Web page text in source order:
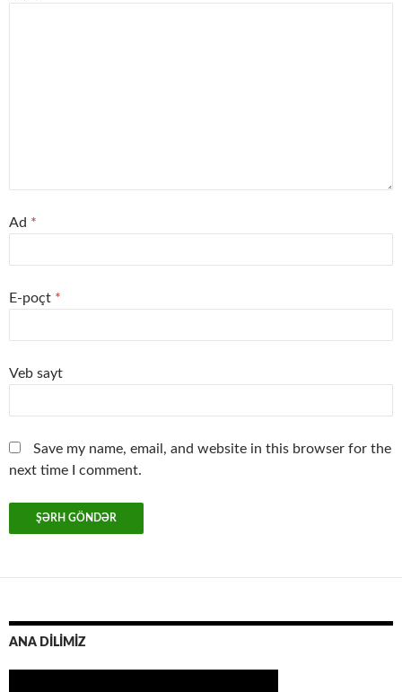
Ad *
E-poçt *
Veb sayt
Save my name, email, and website in this browser for the
next time I comment.
ANA DİLİMİZ